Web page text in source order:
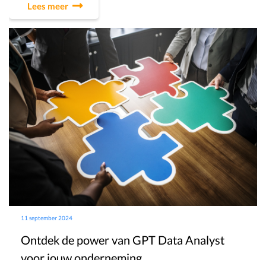
Lees meer
11 september 2024
Ontdek de power van GPT Data Analyst